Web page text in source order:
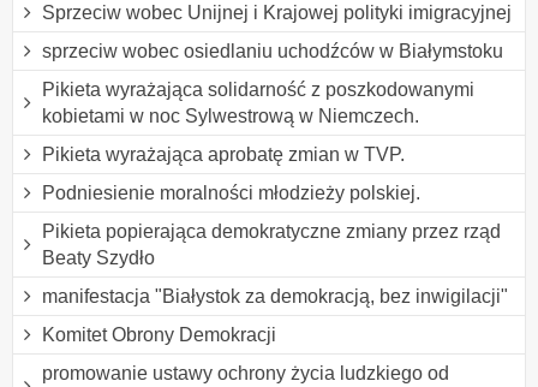
Sprzeciw wobec Unijnej i Krajowej polityki imigracyjnej
sprzeciw wobec osiedlaniu uchodźców w Białymstoku
Pikieta wyrażająca solidarność z poszkodowanymi
kobietami w noc Sylwestrową w Niemczech.
Pikieta wyrażająca aprobatę zmian w TVP.
Podniesienie moralności młodzieży polskiej.
Pikieta popierająca demokratyczne zmiany przez rząd
Beaty Szydło
manifestacja "Białystok za demokracją, bez inwigilacji"
Komitet Obrony Demokracji
promowanie ustawy ochrony życia ludzkiego od